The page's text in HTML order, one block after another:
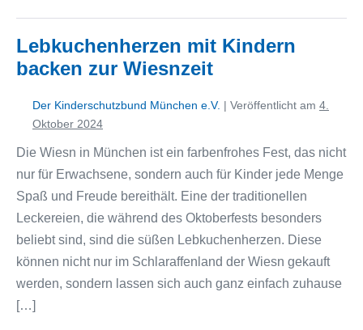
Lebkuchenherzen mit Kindern
backen zur Wiesnzeit
Der Kinderschutzbund München e.V. | Veröffentlicht am 4.
Oktober 2024
Die Wiesn in München ist ein farbenfrohes Fest, das nicht
nur für Erwachsene, sondern auch für Kinder jede Menge
Spaß und Freude bereithält. Eine der traditionellen
Leckereien, die während des Oktoberfests besonders
beliebt sind, sind die süßen Lebkuchenherzen. Diese
können nicht nur im Schlaraffenland der Wiesn gekauft
werden, sondern lassen sich auch ganz einfach zuhause
[…]